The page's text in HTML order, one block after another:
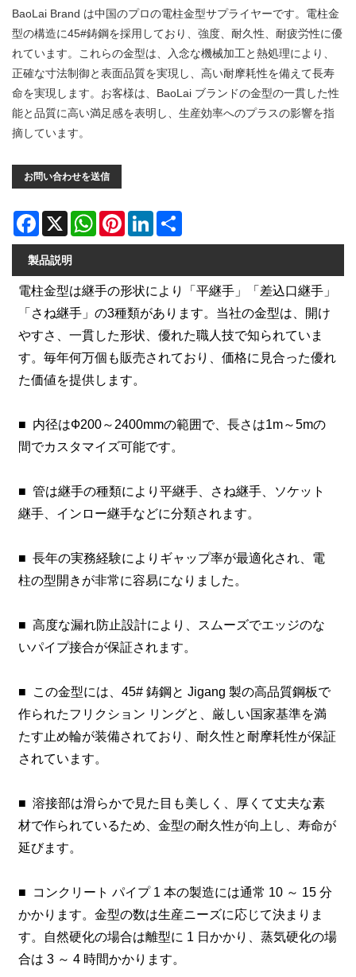
BaoLai Brand は中国のプロの電柱金型サプライヤーです。電柱金
型の構造に45#鋳鋼を採用しており、強度、耐久性、耐疲労性に優
れています。これらの金型は、入念な機械加工と熱処理により、
正確な寸法制御と表面品質を実現し、高い耐摩耗性を備えて長寿
命を実現します。お客様は、BaoLai ブランドの金型の一貫した性
能と品質に高い満足感を表明し、生産効率へのプラスの影響を指
摘しています。
お問い合わせを送信
Facebook
X WhatsAppPinterestLinkedIn
製品説明
電柱金型は継手の形状により「平継手」「差込口継手」
「さね継手」の3種類があります。当社の金型は、開け
やすさ、一貫した形状、優れた職人技で知られていま
す。毎年何万個も販売されており、価格に見合った優れ
た価値を提供します。
■ 内径はФ200～2400mmの範囲で、長さは1m～5mの
間でカスタマイズ可能です。
■管は継手の種類により平継手、さね継手、ソケット
継手、インロー継手などに分類されます。
■長年の実務経験によりギャップ率が最適化され、電
柱の型開きが非常に容易になりました。
■高度な漏れ防止設計により、スムーズでエッジのな
いパイプ接合が保証されます。
■ この金型には、45# 鋳鋼と Jigang 製の高品質鋼板で
作られたフリクション リングと、厳しい国家基準を満
たす止め輪が装備されており、耐久性と耐摩耗性が保証
されています。
■溶接部は滑らかで見た目も美しく、厚くて丈夫な素
材で作られているため、金型の耐久性が向上し、寿命が
延びます。
■ コンクリート パイプ 1 本の製造には通常 10 ～ 15 分
かかります。金型の数は生産ニーズに応じて決まりま
す。自然硬化の場合は離型に 1 日かかり、蒸気硬化の場
合は 3 ～ 4 時間かかります。